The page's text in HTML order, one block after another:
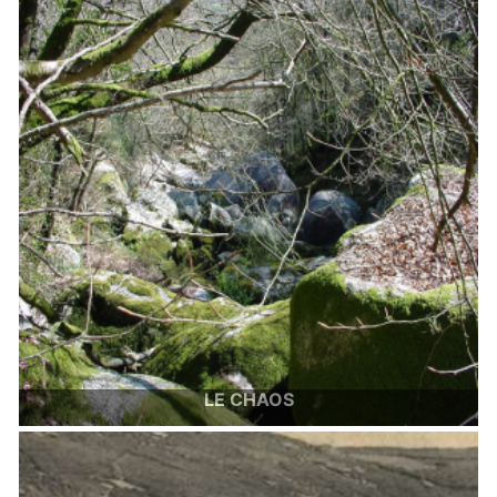
LE CHAOS
Chaos secret et inaccessible, à vous de le trouver.
Image